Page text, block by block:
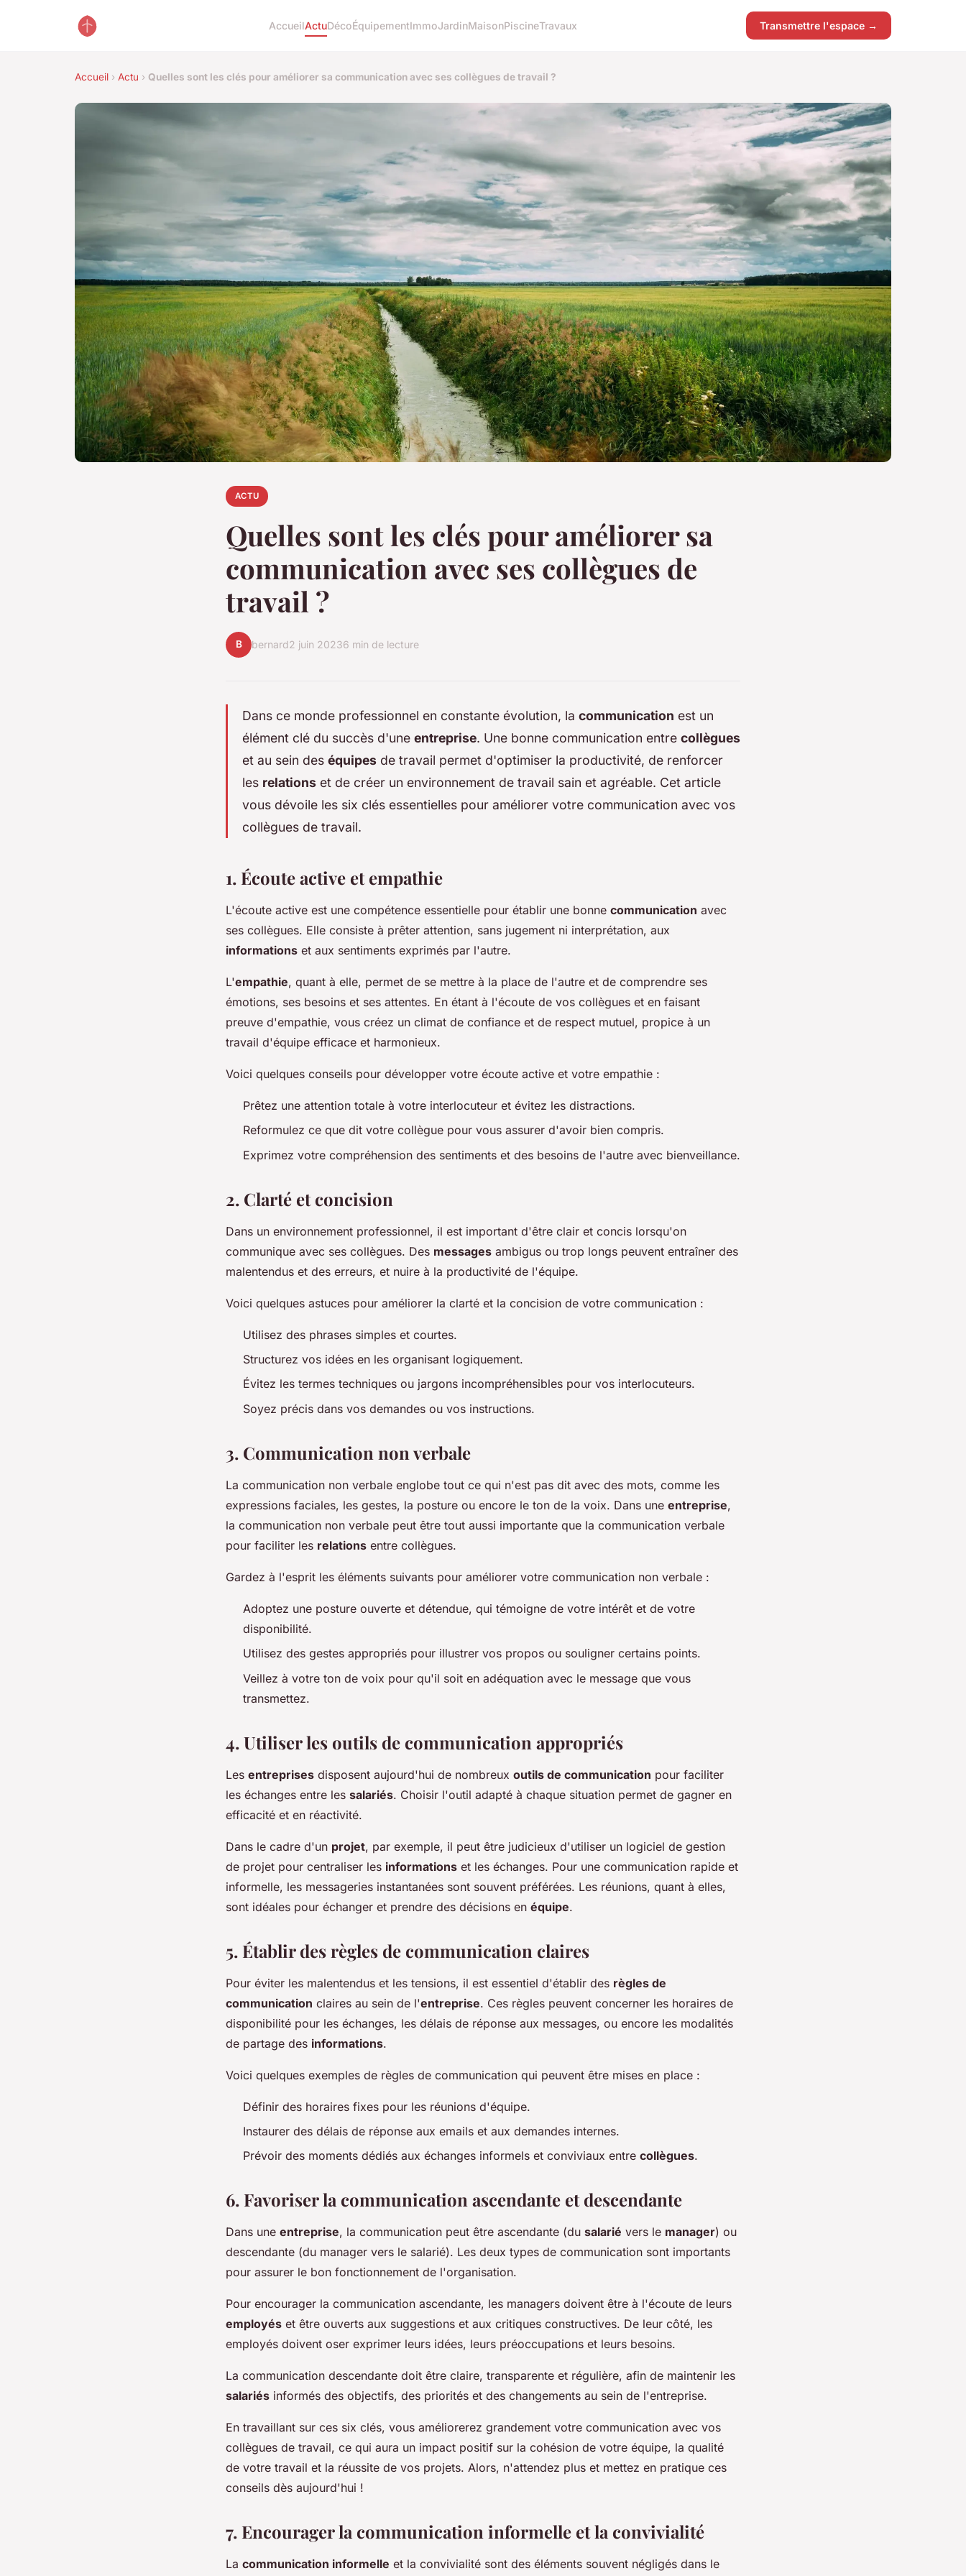
AccueilActuDécoÉquipementImmoJardinMaisonPiscineTravaux Transmettre l'espace →
Accueil › Actu › Quelles sont les clés pour améliorer sa communication avec ses collègues de travail ?
ACTU
Quelles sont les clés pour améliorer sa
communication avec ses collègues de
travail ?
B bernard2 juin 20236 min de lecture
Dans ce monde professionnel en constante évolution, la communication est un
élément clé du succès d'une entreprise. Une bonne communication entre collègues
et au sein des équipes de travail permet d'optimiser la productivité, de renforcer
les relations et de créer un environnement de travail sain et agréable. Cet article
vous dévoile les six clés essentielles pour améliorer votre communication avec vos
collègues de travail.
1. Écoute active et empathie
L'écoute active est une compétence essentielle pour établir une bonne communication avec
ses collègues. Elle consiste à prêter attention, sans jugement ni interprétation, aux
informations et aux sentiments exprimés par l'autre.
L'empathie, quant à elle, permet de se mettre à la place de l'autre et de comprendre ses
émotions, ses besoins et ses attentes. En étant à l'écoute de vos collègues et en faisant
preuve d'empathie, vous créez un climat de confiance et de respect mutuel, propice à un
travail d'équipe efficace et harmonieux.
Voici quelques conseils pour développer votre écoute active et votre empathie :
Prêtez une attention totale à votre interlocuteur et évitez les distractions.
Reformulez ce que dit votre collègue pour vous assurer d'avoir bien compris.
Exprimez votre compréhension des sentiments et des besoins de l'autre avec bienveillance.
2. Clarté et concision
Dans un environnement professionnel, il est important d'être clair et concis lorsqu'on
communique avec ses collègues. Des messages ambigus ou trop longs peuvent entraîner des
malentendus et des erreurs, et nuire à la productivité de l'équipe.
Voici quelques astuces pour améliorer la clarté et la concision de votre communication :
Utilisez des phrases simples et courtes.
Structurez vos idées en les organisant logiquement.
Évitez les termes techniques ou jargons incompréhensibles pour vos interlocuteurs.
Soyez précis dans vos demandes ou vos instructions.
3. Communication non verbale
La communication non verbale englobe tout ce qui n'est pas dit avec des mots, comme les
expressions faciales, les gestes, la posture ou encore le ton de la voix. Dans une entreprise,
la communication non verbale peut être tout aussi importante que la communication verbale
pour faciliter les relations entre collègues.
Gardez à l'esprit les éléments suivants pour améliorer votre communication non verbale :
Adoptez une posture ouverte et détendue, qui témoigne de votre intérêt et de votre
disponibilité.
Utilisez des gestes appropriés pour illustrer vos propos ou souligner certains points.
Veillez à votre ton de voix pour qu'il soit en adéquation avec le message que vous
transmettez.
4. Utiliser les outils de communication appropriés
Les entreprises disposent aujourd'hui de nombreux outils de communication pour faciliter
les échanges entre les salariés. Choisir l'outil adapté à chaque situation permet de gagner en
efficacité et en réactivité.
Dans le cadre d'un projet, par exemple, il peut être judicieux d'utiliser un logiciel de gestion
de projet pour centraliser les informations et les échanges. Pour une communication rapide et
informelle, les messageries instantanées sont souvent préférées. Les réunions, quant à elles,
sont idéales pour échanger et prendre des décisions en équipe.
5. Établir des règles de communication claires
Pour éviter les malentendus et les tensions, il est essentiel d'établir des règles de
communication claires au sein de l'entreprise. Ces règles peuvent concerner les horaires de
disponibilité pour les échanges, les délais de réponse aux messages, ou encore les modalités
de partage des informations.
Voici quelques exemples de règles de communication qui peuvent être mises en place :
Définir des horaires fixes pour les réunions d'équipe.
Instaurer des délais de réponse aux emails et aux demandes internes.
Prévoir des moments dédiés aux échanges informels et conviviaux entre collègues.
6. Favoriser la communication ascendante et descendante
Dans une entreprise, la communication peut être ascendante (du salarié vers le manager) ou
descendante (du manager vers le salarié). Les deux types de communication sont importants
pour assurer le bon fonctionnement de l'organisation.
Pour encourager la communication ascendante, les managers doivent être à l'écoute de leurs
employés et être ouverts aux suggestions et aux critiques constructives. De leur côté, les
employés doivent oser exprimer leurs idées, leurs préoccupations et leurs besoins.
La communication descendante doit être claire, transparente et régulière, afin de maintenir les
salariés informés des objectifs, des priorités et des changements au sein de l'entreprise.
En travaillant sur ces six clés, vous améliorerez grandement votre communication avec vos
collègues de travail, ce qui aura un impact positif sur la cohésion de votre équipe, la qualité
de votre travail et la réussite de vos projets. Alors, n'attendez plus et mettez en pratique ces
conseils dès aujourd'hui !
7. Encourager la communication informelle et la convivialité
La communication informelle et la convivialité sont des éléments souvent négligés dans le